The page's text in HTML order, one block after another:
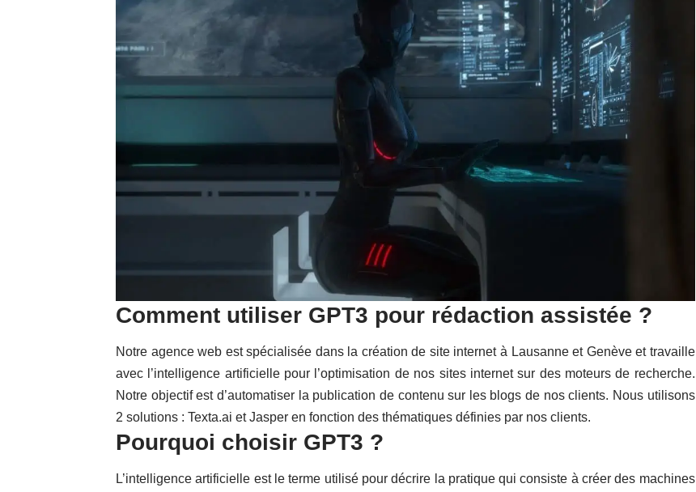
Comment utiliser GPT3 pour rédaction assistée ?
Notre agence web est spécialisée dans la création de site internet à Lausanne et Genèveet travaille
avec l’intelligence artificielle pour l’optimisation de nos sites internet sur des moteurs de recherche.
Notre objectif est d’automatiser la publication de contenu sur les blogs de nos clients. Nous utilisons
2 solutions : Texta.ai et Jasper en fonction des thématiques définies par nos clients.
Pourquoi choisir GPT3 ?
L’intelligence artificielle est le terme utilisé pour décrire la pratique qui consiste à créer des machines